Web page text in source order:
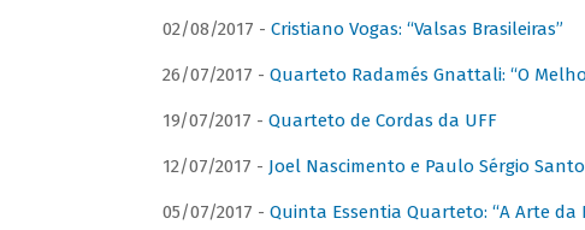
02/08/2017 - Cristiano Vogas: “Valsas Brasileiras”
26/07/2017 - Quarteto Radamés Gnattali: “O
19/07/2017 - Quarteto de Cordas da UFF
12/07/2017 - Joel Nascimento e Paulo Sérgio
05/07/2017 - Quinta Essentia Quarteto: “A Arte da